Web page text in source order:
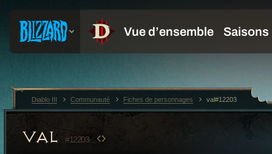
VAL #12203
Diablo III Communauté Fiches de personnages val#12203